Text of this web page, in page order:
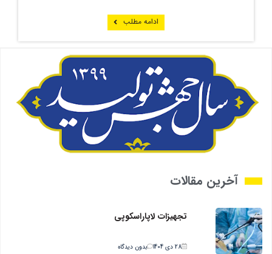
ادامه مطلب
آخرین مقالات
تجهیزات لاپاراسکوپی
28 دی 1404 بدون دیدگاه